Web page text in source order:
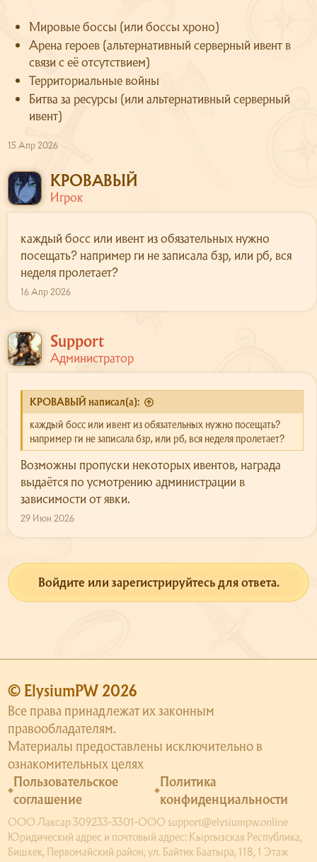
Скачать
Поддержка
Мировые боссы (или боссы хроно)
Арена героев (альтернативный серверный ивент в
связи с её отсутствием)
Территориальные войны
Битва за ресурсы (или альтернативный серверный
ивент)
15 Апр 2026
КРОВАВЫЙ
Игрок
каждый босс или ивент из обязательных нужно
посещать? например ги не записала бзр, или рб, вся
неделя пролетает?
16 Апр 2026
Support
Администратор
КРОВАВЫЙ написал(а):
каждый босс или ивент из обязательных нужно посещать?
например ги не записала бзр, или рб, вся неделя пролетает?
Возможны пропуски некоторых ивентов, награда
выдаётся по усмотрению администрации в
зависимости от явки.
29 Июн 2026
Войдите или зарегистрируйтесь для ответа.
© ElysiumPW 2026
Все права принадлежат их законным
правообладателям.
Материалы предоставлены исключительно в
ознакомительных целях
Пользовательское
соглашение
Политика
конфиденциальности
ООО Лаксар 309233-3301-ООО support@elysiumpw.online
Юридический адрес и почтовый адрес: Кыргызская Республика,
Бишкек, Первомайский район, ул. Байтик Баатыра, 118, 1 Этаж